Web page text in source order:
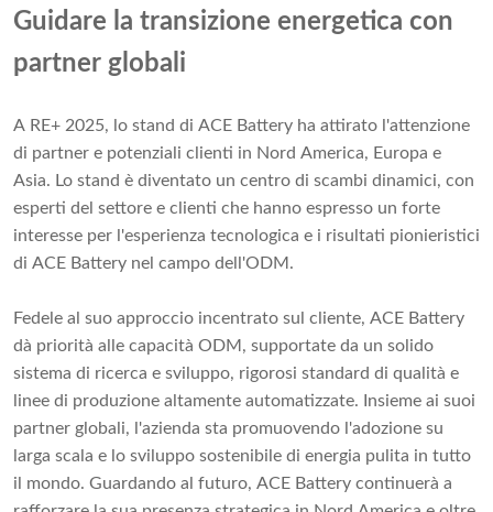
Guidare la transizione energetica con
partner globali
A RE+ 2025, lo stand di ACE Battery ha attirato l'attenzione
di partner e potenziali clienti in Nord America, Europa e
Asia. Lo stand è diventato un centro di scambi dinamici, con
esperti del settore e clienti che hanno espresso un forte
interesse per l'esperienza tecnologica e i risultati pionieristici
di ACE Battery nel campo dell'ODM.
Fedele al suo approccio incentrato sul cliente, ACE Battery
dà priorità alle capacità ODM, supportate da un solido
sistema di ricerca e sviluppo, rigorosi standard di qualità e
linee di produzione altamente automatizzate. Insieme ai suoi
partner globali, l'azienda sta promuovendo l'adozione su
larga scala e lo sviluppo sostenibile di energia pulita in tutto
il mondo. Guardando al futuro, ACE Battery continuerà a